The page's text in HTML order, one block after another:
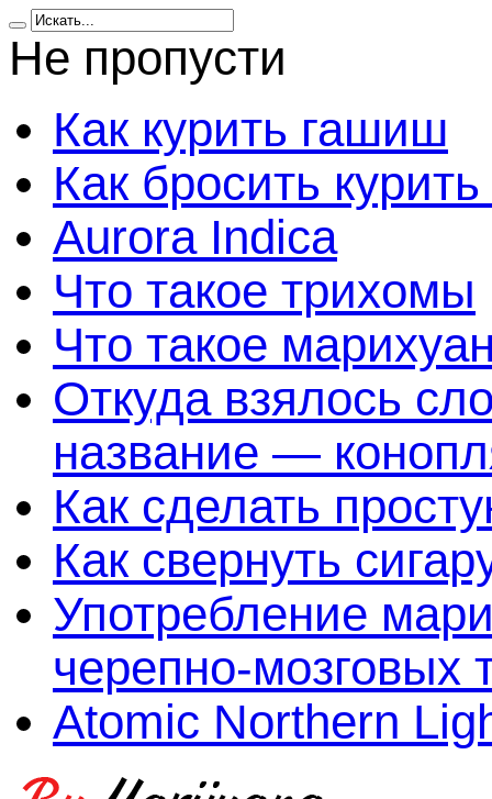
Не пропусти
Как курить гашиш
Как бросить
Aurora Indica
Что такое трихомы
Что такое
Откуда взялось
название —
Как сделать
Как свернуть
Употребление
черепно-мозговых
Atomic Northern